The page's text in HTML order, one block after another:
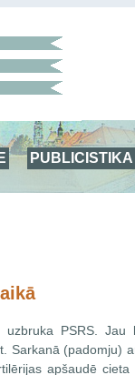
PUBLICISTIKA
PSRS. Jau
Sarkanā (padomju)
apšaudē